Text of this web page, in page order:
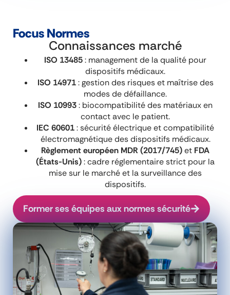
Focus Normes
Connaissances marché
ISO 13485: management de la qualité pour
dispositifs médicaux.
ISO 14971: gestion des risques et maîtrise des
modes de défaillance.
ISO 10993: biocompatibilité des matériaux en
contact avec le patient.
IEC 60601: sécurité électrique et compatibilité
électromagnétique des dispositifs médicaux.
Règlement européen MDR (2017/745)et FDA
(États-Unis): cadre réglementaire strict pour la
mise sur le marché et la surveillance des
dispositifs.
Former ses équipes aux normes sécurité